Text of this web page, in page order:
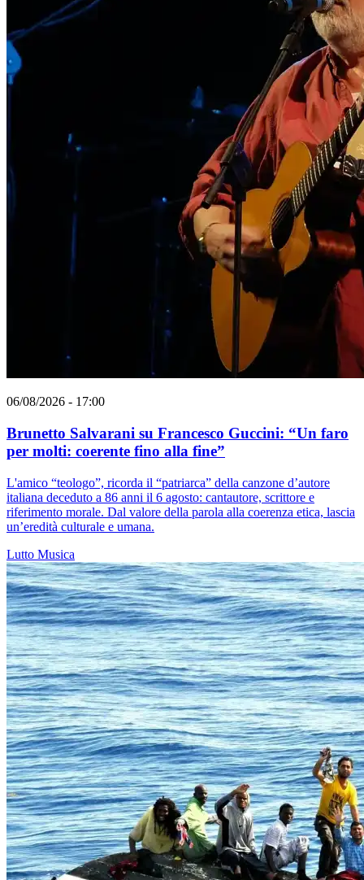
06/08/2026 - 17:00
Brunetto Salvarani su Francesco Guccini: “Un faro
per molti: coerente fino alla fine”
L'amico “teologo”, ricorda il “patriarca” della canzone d’autore
italiana deceduto a 86 anni il 6 agosto: cantautore, scrittore e
riferimento morale. Dal valore della parola alla coerenza etica, lascia
un’eredità culturale e umana.
Lutto Musica